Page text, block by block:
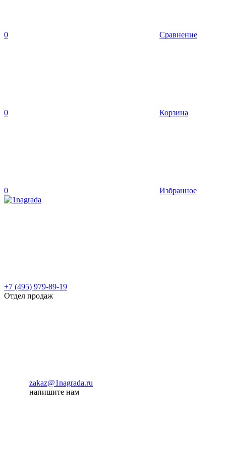
0 Сравнение
0 Корзина
0 Избранное
+7 (495) 979-89-19
Отдел продаж
zakaz@1nagrada.ru
напишите нам